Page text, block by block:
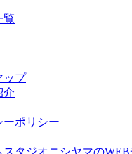
覧
ップ
介
ーポリシー
スタジオニシヤマの